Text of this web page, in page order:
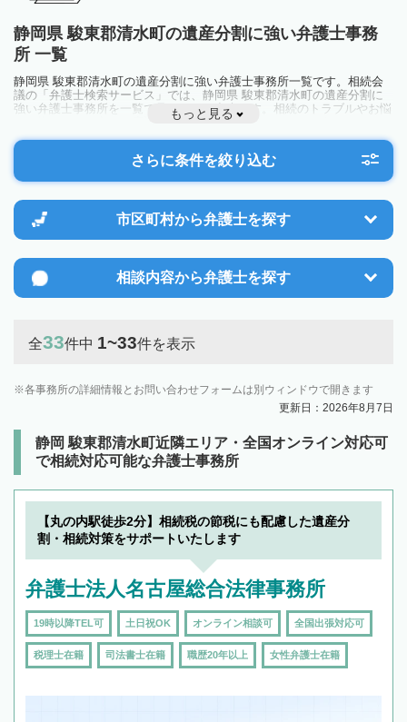
静岡県 駿東郡清水町の遺産分割に強い弁護士事務
所 一覧
静岡県 駿東郡清水町の遺産分割に強い弁護士事務所一覧です。相続会
議の「弁護士検索サービス」では、静岡県 駿東郡清水町の遺産分割に
強い弁護士事務所を一覧で見ることが出来ます。相続のトラブルやお悩
みを抱えている方は一度近隣の弁護士に相談してみましょう。
もっと見る
さらに条件を絞り込む
市区町村から弁護士を探す
相談内容から弁護士を探す
全33件中 1~33件を表示
各事務所の詳細情報とお問い合わせフォームは別ウィンドウで開きます
更新日：2026年8月7日
静岡 駿東郡清水町近隣エリア・全国オンライン対応可
で相続対応可能な弁護士事務所
【丸の内駅徒歩2分】相続税の節税にも配慮した遺産分
割・相続対策をサポートいたします
弁護士法人名古屋総合法律事務所
19時以降TEL可 土日祝OK オンライン相談可 全国出張対応可
税理士在籍 司法書士在籍 職歴20年以上 女性弁護士在籍